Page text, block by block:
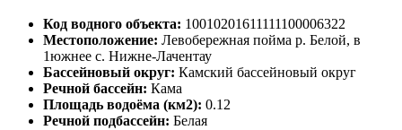
Код водного объекта: 10010201611111100006322
Местоположение: Левобережная пойма р. Белой, в
1южнее с. Нижне-Лачентау
Бассейновый округ: Камский бассейновый округ
Речной бассейн: Кама
Площадь водоёма (км2): 0.12
Речной подбассейн: Белая